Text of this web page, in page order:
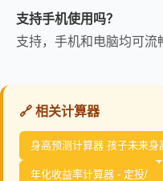
支持手机使用吗？
支持，手机和电脑均可流
🔗 相关计算器
身高预测计算器 孩子未来身
年化收益率计算器 - 定投/